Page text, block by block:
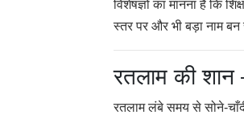
विशेषज्ञों का मानना है कि
स्तर पर और भी बड़ा नाम
रतलाम की
रतलाम लंबे समय से सोने-